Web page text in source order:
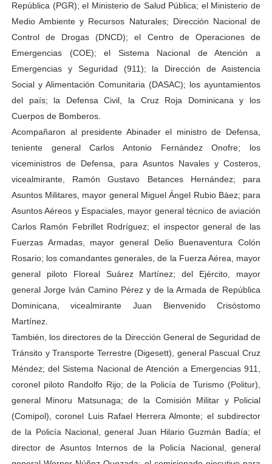
República (PGR); el Ministerio de Salud Pública; el Ministerio de
Medio Ambiente y Recursos Naturales; Dirección Nacional de
Control de Drogas (DNCD); el Centro de Operaciones de
Emergencias (COE); el Sistema Nacional de Atención a
Emergencias y Seguridad (911); la Dirección de Asistencia
Social y Alimentación Comunitaria (DASAC); los ayuntamientos
del país; la Defensa Civil, la Cruz Roja Dominicana y los
Cuerpos de Bomberos.
Acompañaron al presidente Abinader el ministro de Defensa,
teniente general Carlos Antonio Fernández Onofre; los
viceministros de Defensa, para Asuntos Navales y Costeros,
vicealmirante, Ramón Gustavo Betances Hernández; para
Asuntos Militares, mayor general Miguel Ángel Rubio Báez; para
Asuntos Aéreos y Espaciales, mayor general técnico de aviación
Carlos Ramón Febrillet Rodríguez; el inspector general de las
Fuerzas Armadas, mayor general Delio Buenaventura Colón
Rosario; los comandantes generales, de la Fuerza Aérea, mayor
general piloto Floreal Suárez Martínez; del Ejército, mayor
general Jorge Iván Camino Pérez y de la Armada de República
Dominicana, vicealmirante Juan Bienvenido Crisóstomo
Martínez.
También, los directores de la Dirección General de Seguridad de
Tránsito y Transporte Terrestre (Digesett), general Pascual Cruz
Méndez; del Sistema Nacional de Atención a Emergencias 911,
coronel piloto Randolfo Rijo; de la Policía de Turismo (Politur),
general Minoru Matsunaga; de la Comisión Militar y Policial
(Comipol), coronel Luis Rafael Herrera Almonte; el subdirector
de la Policía Nacional, general Juan Hilario Guzmán Badía; el
director de Asuntos Internos de la Policía Nacional, general